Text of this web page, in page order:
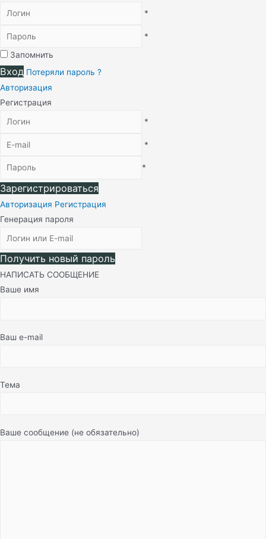
*
*
Запомнить
Вход Потеряли пароль ?
Авторизация
Регистрация
*
*
*
Зарегистрироваться
Авторизация Регистрация
Генерация пароля
Получить новый пароль
НАПИСАТЬ СООБЩЕНИЕ
Ваше имя
Ваш e-mail
Тема
Ваше сообщение (не обязательно)